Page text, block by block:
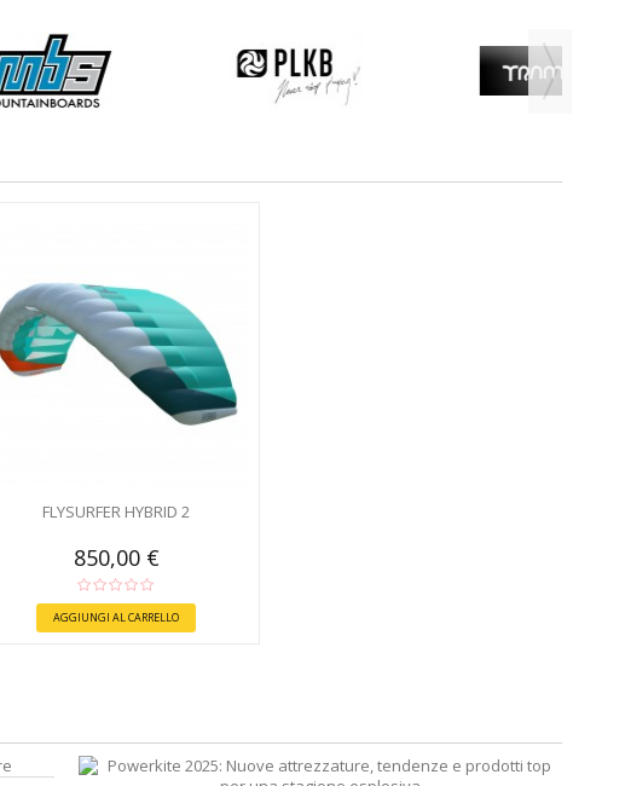
FLYSURFER HYBRID 2
850,00 €
AGGIUNGI AL CARRELLO